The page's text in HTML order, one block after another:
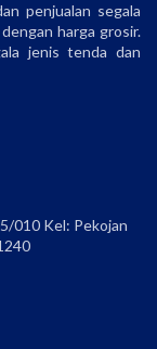
penjualan segala
harga grosir.
jenis tenda dan
010 Kel: Pekojan